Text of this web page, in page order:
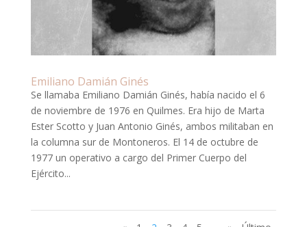
Emiliano Damián Ginés
Se llamaba Emiliano Damián Ginés, había nacido el 6
de noviembre de 1976 en Quilmes. Era hijo de Marta
Ester Scotto y Juan Antonio Ginés, ambos militaban en
la columna sur de Montoneros. El 14 de octubre de
1977 un operativo a cargo del Primer Cuerpo del
Ejército...